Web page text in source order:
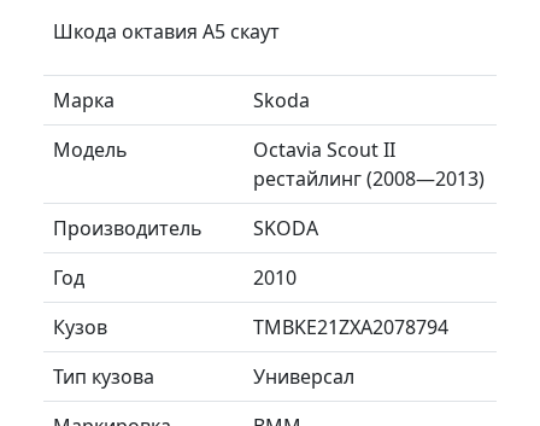
Шкода октавия А5 скаут
Марка
Skoda
Модель
Octavia Scout II
рестайлинг (2008—2013)
Производитель
SKODA
Год
2010
Кузов
TMBKE21ZXA2078794
Тип кузова
Универсал